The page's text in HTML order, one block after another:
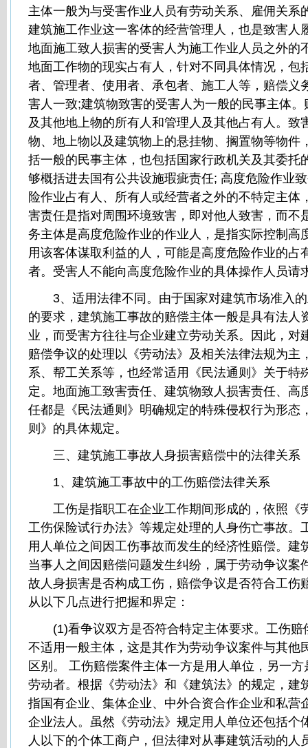
主体一般为与受害作业人员有劳动关系、雇佣关系
建筑施工作业这一客体的经营管理人，也是致害人
地面施工致人损害的受害人为施工作业人员之外的
地面工作物的现实占有人，针对不同具体情况，包
者、管理者、使用者、承包者、施工人等，赔偿义
害人一致;建筑物致害的受害人为一般的民事主体
及其他地上物的所有人和管理人及其他占有人。致
物、地上物以及建筑物上的悬挂物、搁置物等物件
括一般的民事主体，也包括国家行政机关及其委托
够概括进去国有公共设施瑕疵责任; 高度危险作业
险作业占有人、所有人或经营者之外的不特定主体
害责任是指对周围环境致害，即对他人致害，而不
务主体是高度危险作业的作业人，是指实际控制高
用该客体谋取利益的人，可能是高度危险作业的占
者。受害人不能向高度危险作业的具体操作人员请
3、适用法律不同。由于国家对建筑市场准入的
的要求，建筑施工事故的赔偿主体一般是具有法人
业，而受害方往往与企业建立劳动关系。因此，对
赔偿争议的处理以《劳动法》及相关法律法规为主
系、帮工关系等，也经常适用《民法通则》关于特
定。地面施工致害责任、建筑物致人损害责任、高
任都是《民法通则》明确规定的特殊侵权行为形态
则》的具体规定。
三、建筑施工事故人身损害赔偿中的法律关系
1、建筑施工事故中的工伤赔偿法律关系
工伤是指职工在企业工作期间形成的，依照《
工伤保险试行办法》等规定处理的人身伤亡事故。
用人单位之间因工伤事故而发生的经济性赔偿。建
当事人之间因赔偿问题发生纠纷，属于劳动争议案
故人身损害是否构成工伤，赔偿争议是否符合工伤
从以下几点进行把握和界定：
(1)看争议双方是否符合特定主体要求。工伤赔
不适用一般主体，这是其作为劳动争议案件与其他
区别。 工伤赔偿案件主体一方是用人单位，另一
劳动者。根据《劳动法》和《建筑法》的规定，建
指国有企业、集体企业、中外合资合作企业和私营
企业法人。虽然《劳动法》规定用人单位还包括个
人以下的个体工商户，但法律对从事建筑活动的人